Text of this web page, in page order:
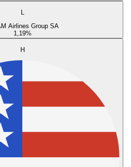
Airlines Group SA
1,19%
H